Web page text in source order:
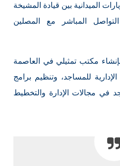
الميدانية بين قيادة المشيخة
المباشر مع المصلين
مكتب تمثيلي في العاصمة
للمساجد، وتنظيم برامج
في مجالات الإدارة والتخطيط